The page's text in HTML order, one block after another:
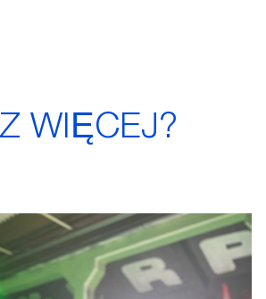
WIĘCEJ?